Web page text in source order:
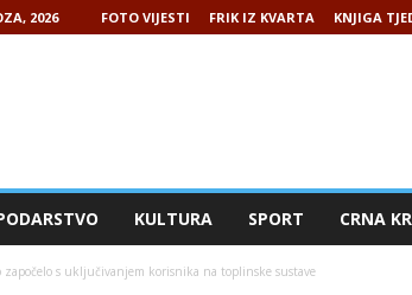
2026 FOTO VIJESTI FRIK IZ KVARTA KNJIGA
KULTURA SPORT CRNA
započelo s uključivanjem korisnika na toplinske sustave